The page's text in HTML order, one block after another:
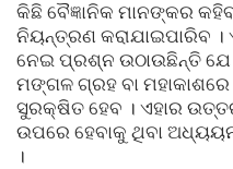
କିଛି ବୈଜ୍ଞାନିକ ମାନଙ୍କର
ନିୟନ୍ତ୍ରଣ କରାଯାଇପାରିବ ।
ନେଇ ପ୍ରଶ୍ନ ଉଠାଉଛିନ୍ତି ଯେ
ମଙ୍ଗଳ ଗ୍ରହ ବା
ସୁରକ୍ଷିତ ହେବ । ଏହାର
ଉପରେ ହେବାକୁ ଥିବା
।